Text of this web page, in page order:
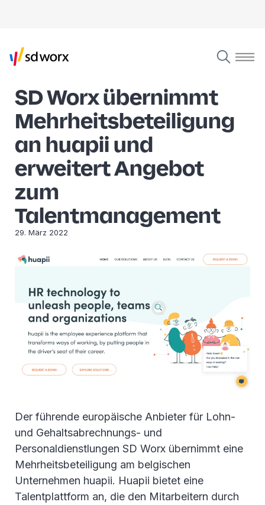
SD Worx übernimmt
Mehrheitsbeteiligung
an huapii und
erweitert Angebot
zum
Talentmanagement
29. März 2022
Der führende europäische Anbieter für Lohn-
und Gehaltsabrechnungs- und
Personaldienstlungen SD Worx übernimmt eine
Mehrheitsbeteiligung am belgischen
Unternehmen huapii. Huapii bietet eine
Talentplattform an, die den Mitarbeitern durch